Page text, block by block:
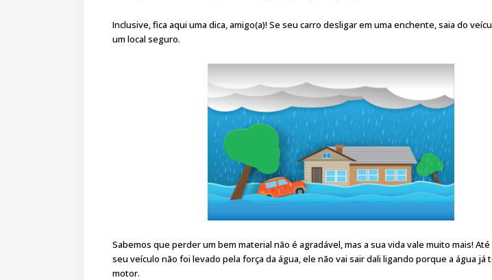
Inclusive, fica aqui uma dica, amigo(a)! Se seu carro desligar em uma enchente, saia do
um local seguro.
Sabemos que perder um bem material não é agradável, mas a sua vida vale muito mais!
seu veículo não foi levado pela força da água, ele não vai sair dali ligando porque a água já
motor.